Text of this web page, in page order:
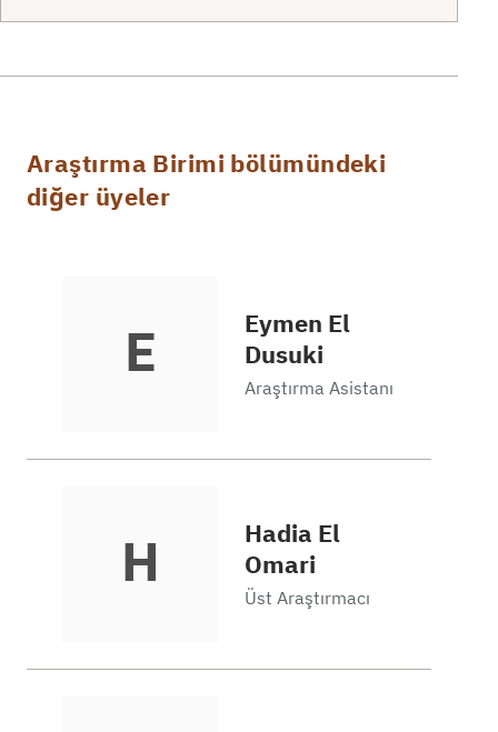
Araştırma Birimi bölümündeki
diğer üyeler
E
Eymen El
Dusuki
Araştırma Asistanı
H
Hadia El
Omari
Üst Araştırmacı